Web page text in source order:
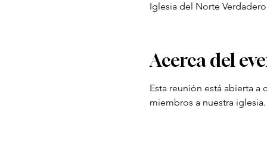
Iglesia del Norte
Acerca del
Esta reunión está abierta
miembros a nuestra